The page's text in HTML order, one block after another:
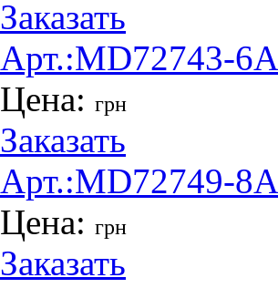
Заказать
Арт.:MD72743-6A
Цена: грн
Заказать
Арт.:MD72749-8A
Цена: грн
Заказать